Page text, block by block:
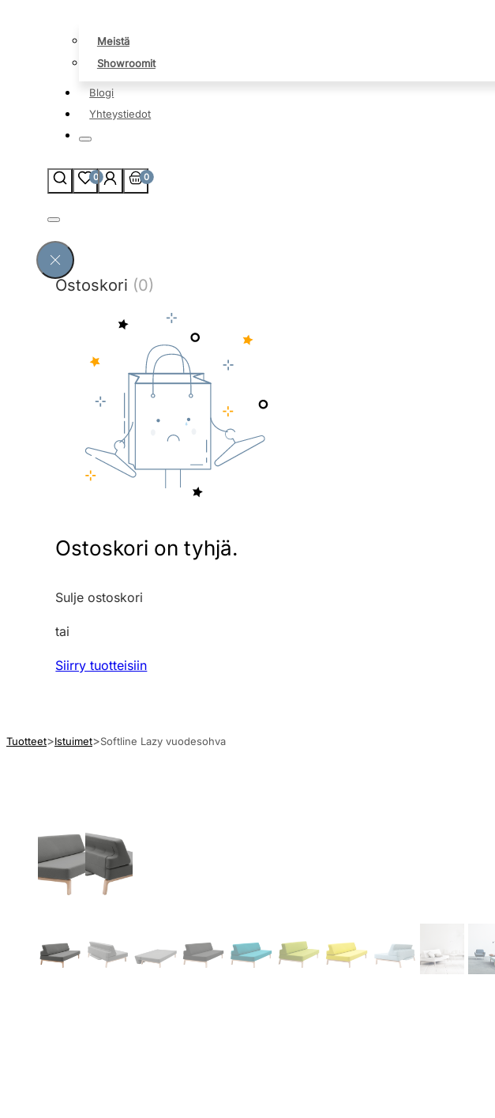
Meistä
Showroomit
Blogi
Yhteystiedot
0 0
Ostoskori (0)
Ostoskori on tyhjä.
Sulje ostoskori
tai
Siirry tuotteisiin
Tuotteet Istuimet Softline Lazy vuodesohva